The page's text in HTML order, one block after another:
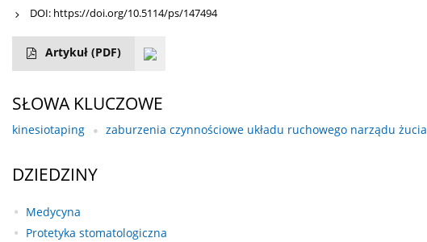
DOI: https://doi.org/10.5114/ps/147494
Artykuł (PDF)
SŁOWA KLUCZOWE
kinesiotaping zaburzenia czynnościowe układu ruchowego narządu żucia
DZIEDZINY
Medycyna
Protetyka stomatologiczna